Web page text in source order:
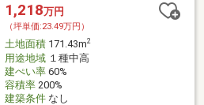
1,218万円
（坪単価:23.49万円）
土地面積171.43m2
用途地域１種中高
建ぺい率60%
容積率200%
建築条件なし